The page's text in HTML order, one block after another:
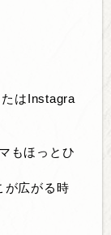
はInstagra
もほっとひ
が広がる時